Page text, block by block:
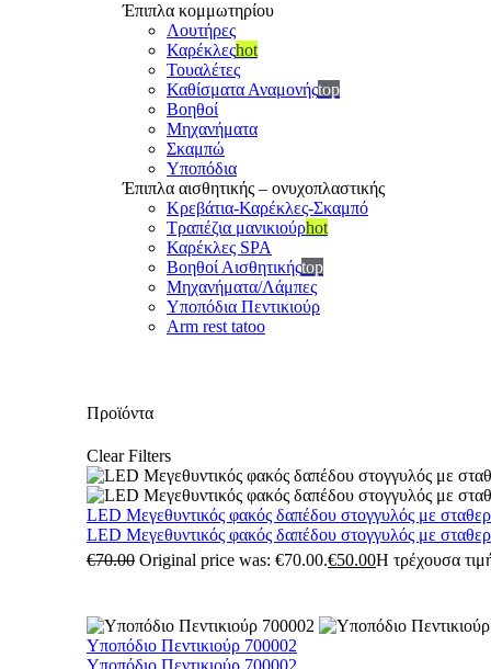
Έπιπλα κομμωτηρίου
Λουτήρες
Καρέκλεςhot
Τουαλέτες
Καθίσματα Αναμονήςtop
Βοηθοί
Μηχανήματα
Σκαμπώ
Υποπόδια
Έπιπλα αισθητικής – ονυχοπλαστικής
Κρεβάτια-Καρέκλες-Σκαμπό
Τραπέζια μανικιούρhot
Καρέκλες SPA
Βοηθοί Αισθητικήςtop
Μηχανήματα/Λάμπες
Υποπόδια Πεντικιούρ
Arm rest tatoo
Προϊόντα
Clear Filters
LED Μεγεθυντικός φακός δαπέδου στογγυλός με
LED Μεγεθυντικός φακός δαπέδου στογγυλός με
€70.00 Original price was: €70.00.€50.00Η τρέχουσα
Υποπόδιο Πεντικιούρ 700002
Υποπόδιο Πεντικιούρ 700002